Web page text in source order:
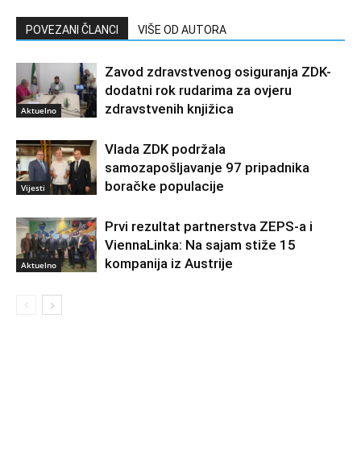
POVEZANI ČLANCI VIŠE OD AUTORA
Aktuelno
Zavod zdravstvenog osiguranja ZDK-
dodatni rok rudarima za ovjeru
zdravstvenih knjižica
Vijesti
Vlada ZDK podržala
samozapošljavanje 97 pripadnika
boračke populacije
Aktuelno
Prvi rezultat partnerstva ZEPS-a i
ViennaLinka: Na sajam stiže 15
kompanija iz Austrije